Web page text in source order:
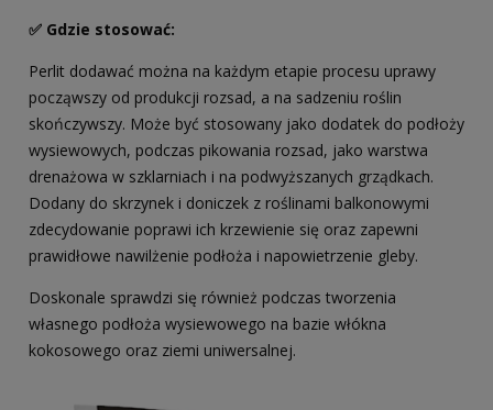
✅ Gdzie stosować:
Perlit dodawać można na każdym etapie procesu uprawy
począwszy od produkcji rozsad, a na sadzeniu roślin
skończywszy. Może być stosowany jako dodatek do podłoży
wysiewowych, podczas pikowania rozsad, jako warstwa
drenażowa w szklarniach i na podwyższanych grządkach.
Dodany do skrzynek i doniczek z roślinami balkonowymi
zdecydowanie poprawi ich krzewienie się oraz zapewni
prawidłowe nawilżenie podłoża i napowietrzenie gleby.
Doskonale sprawdzi się również podczas tworzenia
własnego podłoża wysiewowego na bazie włókna
kokosowego oraz ziemi uniwersalnej.